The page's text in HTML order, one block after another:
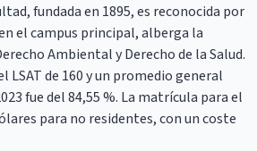
fundada en 1895, es reconocida por
el campus principal, alberga la
Ambiental y Derecho de la Salud.
LSAT de 160 y un promedio general
fue del 84,55 %. La matrícula para el
para no residentes, con un coste